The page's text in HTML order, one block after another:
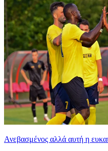
Ανεβασμένος αλλά αυτή η